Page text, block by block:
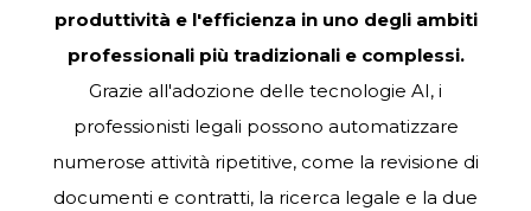
produttività e l'efficienza in uno degli ambiti
professionali più tradizionali e complessi.
Grazie all'adozione delle tecnologie AI, i
professionisti legali possono automatizzare
numerose attività ripetitive, come la revisione di
documenti e contratti, la ricerca legale e la due